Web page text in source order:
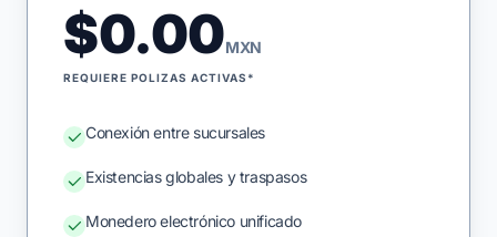
$0.00MXN
REQUIERE POLIZAS ACTIVAS*
Conexión entre sucursales
Existencias globales y traspasos
Monedero electrónico unificado